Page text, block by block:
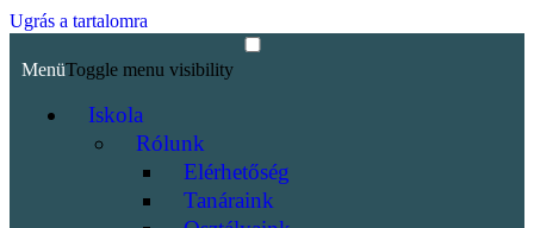
Ugrás a tartalomra
MenüToggle menu visibility
Iskola
Rólunk
Elérhetőség
Tanáraink